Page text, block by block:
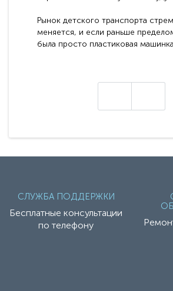
Рынок детского транспорта
меняется, и если раньше
была просто пластиковая
СЛУЖБА ПОДДЕРЖКИ
Бесплатные консультации
по телефону